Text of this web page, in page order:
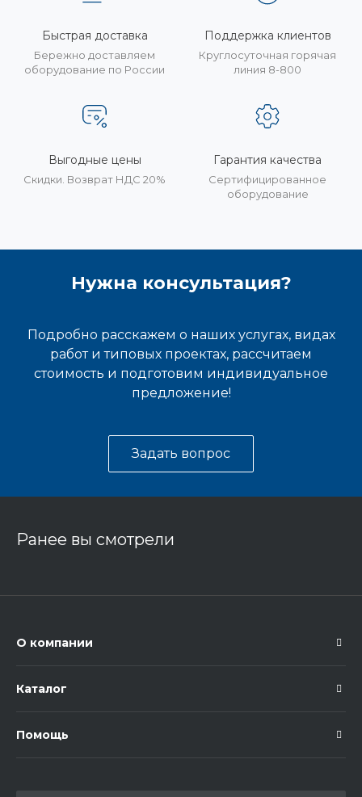
Быстрая доставка
Бережно доставляем
оборудование по России
Поддержка клиентов
Круглосуточная горячая
линия 8-800
Выгодные цены
Скидки. Возврат НДС 20%
Гарантия качества
Сертифицированное
оборудование
Нужна консультация?
Подробно расскажем о наших услугах, видах
работ и типовых проектах, рассчитаем
стоимость и подготовим индивидуальное
предложение!
Задать вопрос
Ранее вы смотрели
О компании
Каталог
Помощь